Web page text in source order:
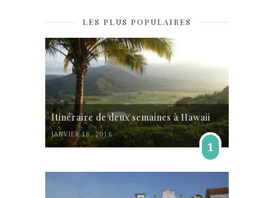
LES PLUS POPULAIRES
Itinéraire de deux semaines à Hawaii
JANVIER 18, 2016
1